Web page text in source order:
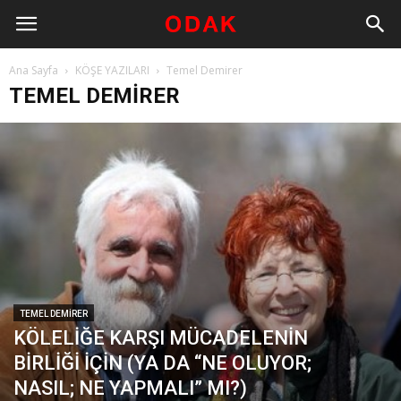
Ana Sayfa KÖŞE YAZILARI Temel Demirer
TEMEL DEMIRER
TEMEL DEMIRER
KÖLELİĞE KARŞI MÜCADELENİN
BİRLİĞİ İÇİN (YA DA “NE OLUYOR;
NASIL; NE YAPMALI” MI?)